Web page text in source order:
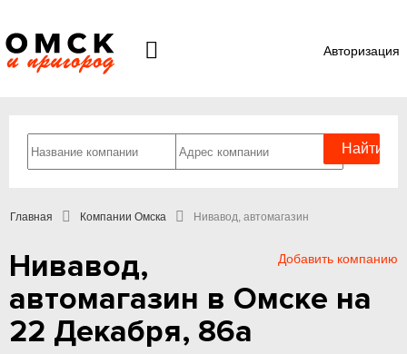
Авторизация
Главная Компании Омска Нивавод, автомагазин
Добавить компанию
Нивавод,
автомагазин в Омске на
22 Декабря, 86а